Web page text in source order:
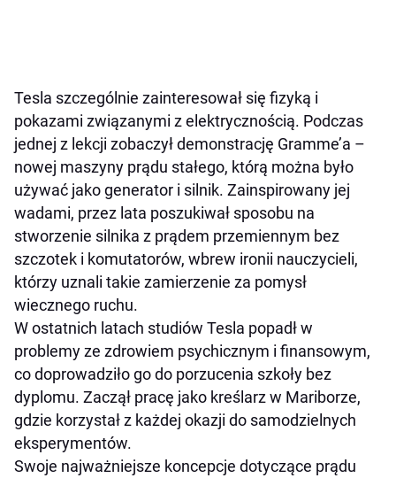
Tesla szczególnie zainteresował się fizyką i
pokazami związanymi z elektrycznością. Podczas
jednej z lekcji zobaczył demonstrację Gramme’a –
nowej maszyny prądu stałego, którą można było
używać jako generator i silnik. Zainspirowany jej
wadami, przez lata poszukiwał sposobu na
stworzenie silnika z prądem przemiennym bez
szczotek i komutatorów, wbrew ironii nauczycieli,
którzy uznali takie zamierzenie za pomysł
wiecznego ruchu.
W ostatnich latach studiów Tesla popadł w
problemy ze zdrowiem psychicznym i finansowym,
co doprowadziło go do porzucenia szkoły bez
dyplomu. Zaczął pracę jako kreślarz w Mariborze,
gdzie korzystał z każdej okazji do samodzielnych
eksperymentów.
Swoje najważniejsze koncepcje dotyczące prądu